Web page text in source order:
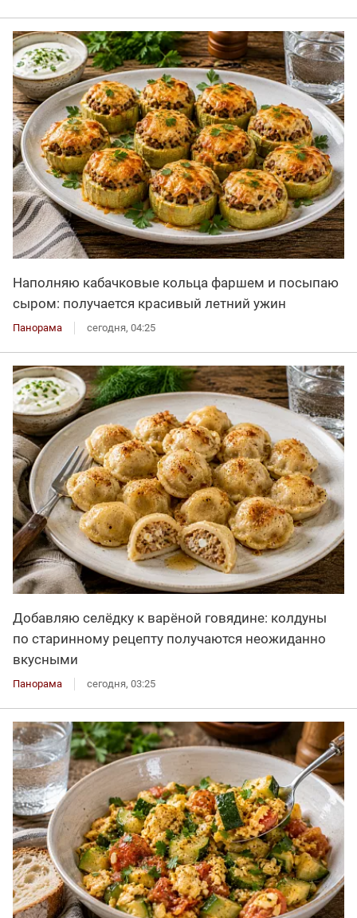
Наполняю кабачковые кольца фаршем и посыпаю
сыром: получается красивый летний ужин
Панорама сегодня, 04:25
Добавляю селёдку к варёной говядине: колдуны
по старинному рецепту получаются неожиданно
вкусными
Панорама сегодня, 03:25